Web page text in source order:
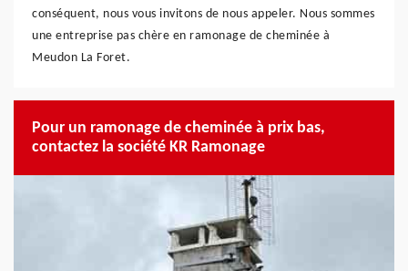
conséquent, nous vous invitons de nous appeler. Nous sommes
une entreprise pas chère en ramonage de cheminée à
Meudon La Foret.
Pour un ramonage de cheminée à prix bas,
contactez la société KR Ramonage